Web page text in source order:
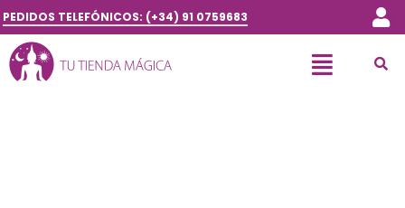
PEDIDOS TELEFÓNICOS: (+34) 91 0759683